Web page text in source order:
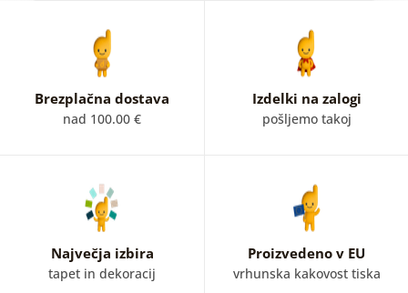
Brezplačna dostava
nad 100.00 €
Izdelki na zalogi
pošljemo takoj
Največja izbira
tapet in dekoracij
Proizvedeno v EU
vrhunska kakovost tiska